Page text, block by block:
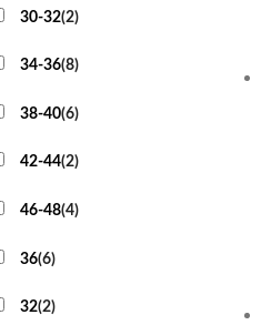
30-32(2)
34-36(8)
38-40(6)
42-44(2)
46-48(4)
36(6)
32(2)